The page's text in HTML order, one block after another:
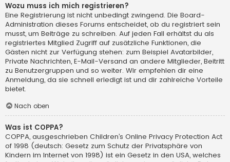
Wozu muss ich mich registrieren?
Eine Registrierung ist nicht unbedingt zwingend. Die Board-
Administration dieses Forums entscheidet, ob du registriert sein
musst, um Beiträge zu schreiben. Auf jeden Fall erhältst du als
registriertes Mitglied Zugriff auf zusätzliche Funktionen, die
Gästen nicht zur Verfügung stehen: zum Beispiel Avatarbilder,
Private Nachrichten, E-Mail-Versand an andere Mitglieder, Beitritt
zu Benutzergruppen und so weiter. Wir empfehlen dir eine
Anmeldung, da sie schnell erledigt ist und dir zahlreiche Vorteile
bietet.
Nach oben
Was ist COPPA?
COPPA, ausgeschrieben Children’s Online Privacy Protection Act
of 1998 (deutsch: Gesetz zum Schutz der Privatsphäre von
Kindern im Internet von 1998) ist ein Gesetz in den USA, welches